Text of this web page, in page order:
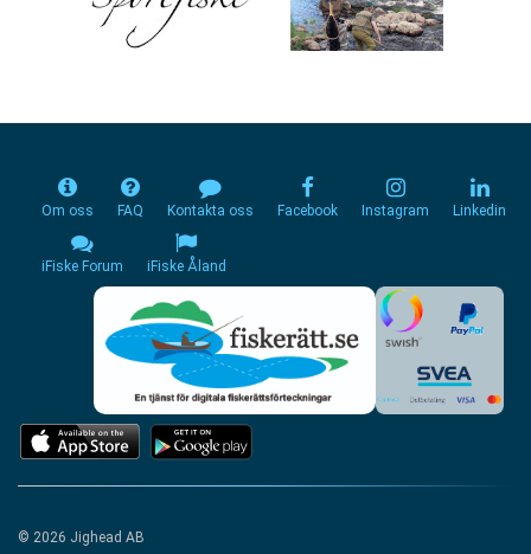
Om oss FAQ Kontakta oss Facebook Instagram Linkedin
iFiske Forum iFiske Åland
© 2026 Jighead AB